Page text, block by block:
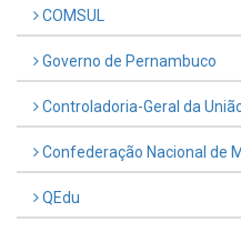
COMSUL
Governo de Pernambuco
Controladoria-Geral da
Confederação Nacional de
QEdu